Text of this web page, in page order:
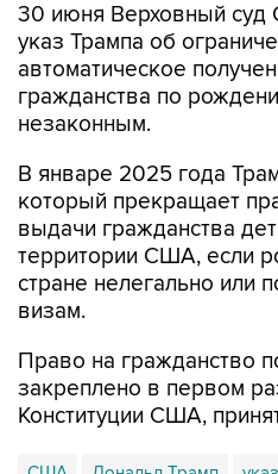
30 июня Верховный суд
указ Трампа об
автоматическое
гражданства по
незаконным.
В январе 2025 года
который прекращает
выдачи гражданства
территории США, если
стране нелегально или
визам.
Право на гражданство
закреплено в первом
Конституции США,